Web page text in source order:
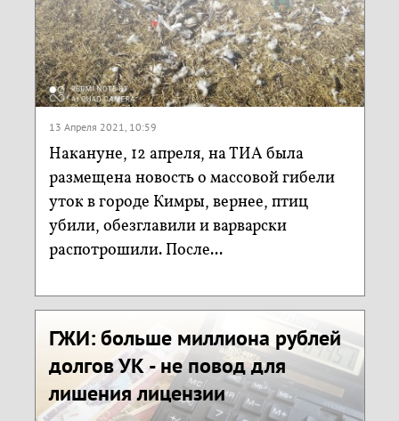
13 Апреля 2021, 10:59
Накануне, 12 апреля, на ТИА была
размещена новость о массовой гибели
уток в городе Кимры, вернее, птиц
убили, обезглавили и варварски
распотрошили. После...
ГЖИ: больше миллиона рублей
долгов УК - не повод для
лишения лицензии